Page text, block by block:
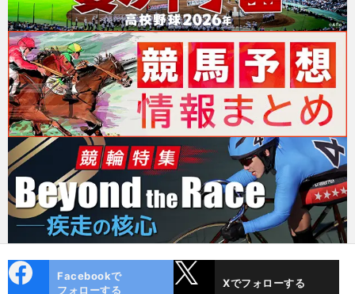
ok
Facebookで
フォローする
Xでフォローする